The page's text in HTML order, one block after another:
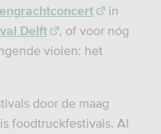
in
Delft
, of voor nóg
violen: het
door de maag
foodtruckfestivals. Al